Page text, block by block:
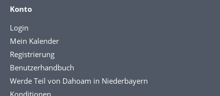
Konto
Login
Mein Kalender
Registrierung
Benutzerhandbuch
Werde Teil von Dahoam in Niederbayern
Konditionen